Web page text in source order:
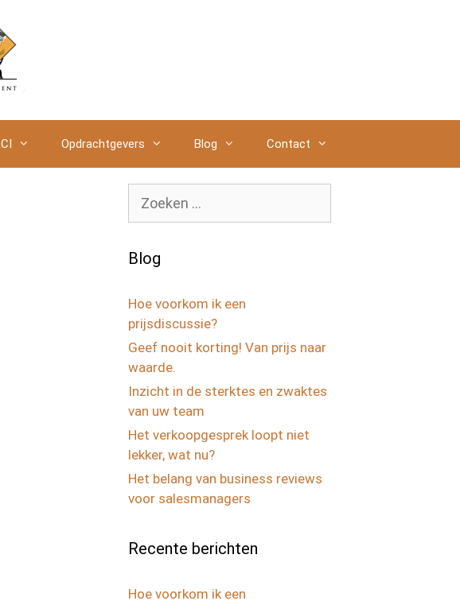
Opdrachtgevers Blog Contact
naar:
Blog
Hoe voorkom ik een
prijsdiscussie?
Geef nooit korting! Van prijs naar
waarde.
Inzicht in de sterktes en zwaktes
van uw team
Het verkoopgesprek loopt niet
lekker, wat nu?
Het belang van business reviews
voor salesmanagers
Recente berichten
Hoe voorkom ik een